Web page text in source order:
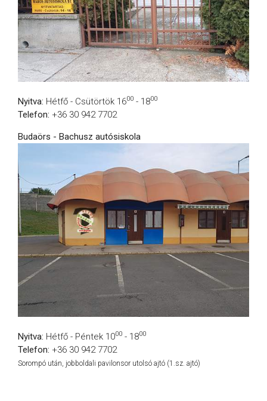
Nyitva: Hétfő - Csütörtök 1600 - 1800
Telefon: +36 30 942 7702
Budaörs - Bachusz autósiskola
Nyitva: Hétfő - Péntek 1000 - 1800
Telefon: +36 30 942 7702
Sorompó után, jobboldali pavilonsor utolsó ajtó (1.sz. ajtó)